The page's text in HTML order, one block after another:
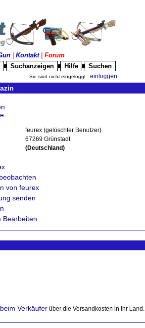
Kontakt| Forum
Suchanzeigen Hilfe Suchen
Sie sind nicht eingeloggt - einloggen
feurex (gelöschter Benutzer)
67269 Grünstadt
(Deutschland)
von feurex
senden
Bearbeiten
Verkäufer über die Versandkosten in Ihr Land.